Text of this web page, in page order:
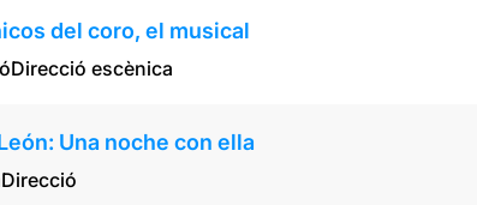
del coro, el musical
Direcció escènica
Una noche con ella
Direcció